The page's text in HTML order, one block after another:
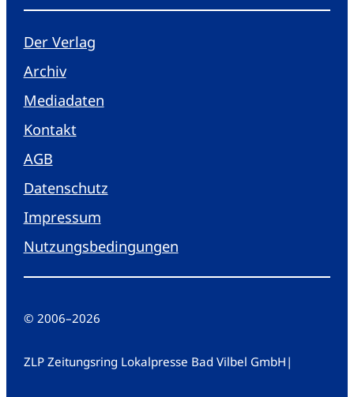
Der Verlag
Archiv
Mediadaten
Kontakt
AGB
Datenschutz
Impressum
Nutzungsbedingungen
© 2006–2026
ZLP Zeitungsring Lokalpresse Bad Vilbel GmbH |